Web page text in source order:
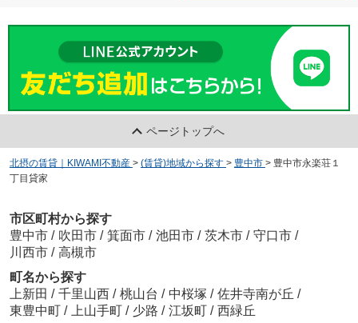
ページトップへ
北摂の賃貸｜KIWAMI不動産 > (賃貸)地域から探す > 豊中市 > 豊中市永楽荘１
丁目貸家
市区町村から探す
豊中市 / 吹田市 / 箕面市 / 池田市 / 茨木市 / 守口市 /
川西市 / 高槻市
町名から探す
上新田 / 千里山西 / 桃山台 / 中桜塚 / 佐井寺南が丘 /
東豊中町 / 上山手町 / 少路 / 江坂町 / 西緑丘